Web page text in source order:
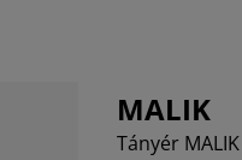
MALIK
Tányér